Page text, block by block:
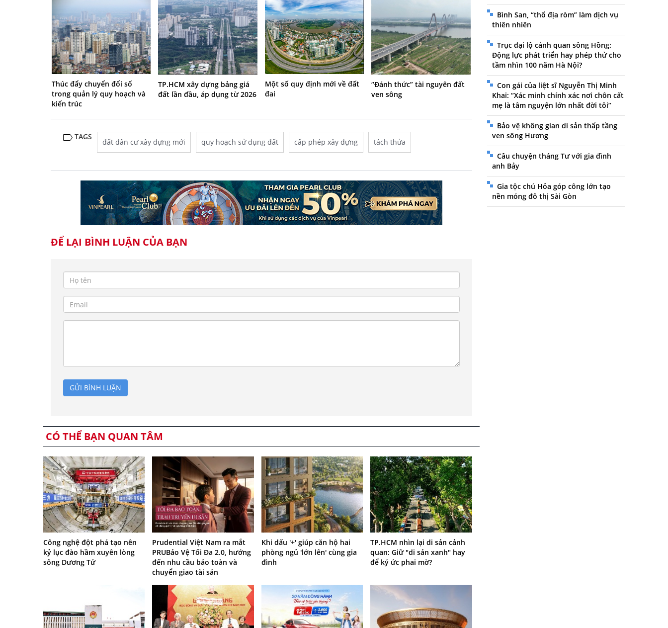
Thúc đẩy chuyển đổi số
trong quản lý quy hoạch và
kiến trúc
TP.HCM xây dựng bảng giá
đất lần đầu, áp dụng từ 2026
Một số quy định mới về đất
đai
“Đánh thức” tài nguyên đất
ven sông
TAGS
đất dân cư xây dựng mới quy hoạch sử dụng đất cấp phép xây dựng tách thửa
ĐỂ LẠI BÌNH LUẬN CỦA BẠN
GỬI BÌNH LUẬN
CÓ THỂ BẠN QUAN TÂM
Công nghệ đột phá tạo nên
kỷ lục đào hầm xuyên lòng
sông Dương Tử
Prudential Việt Nam ra mắt
PRUBảo Vệ Tối Đa 2.0, hướng
đến nhu cầu bảo toàn và
chuyển giao tài sản
Khi dấu '+' giúp căn hộ hai
phòng ngủ 'lớn lên' cùng gia
đình
TP.HCM nhìn lại di sản cảnh
quan: Giữ "di sản xanh" hay
để ký ức phai mờ?
Bình San, “thổ địa ròm” làm dịch vụ
thiên nhiên
Trục đại lộ cảnh quan sông Hồng:
Động lực phát triển hay phép thử cho
tầm nhìn 100 năm Hà Nội?
Con gái của liệt sĩ Nguyễn Thị Minh
Khai: “Xác minh chính xác nơi chôn cất
mẹ là tâm nguyện lớn nhất đời tôi”
Bảo vệ không gian di sản thấp tầng
ven sông Hương
Câu chuyện tháng Tư với gia đình
anh Bảy
Gia tộc chú Hỏa góp công lớn tạo
nền móng đô thị Sài Gòn